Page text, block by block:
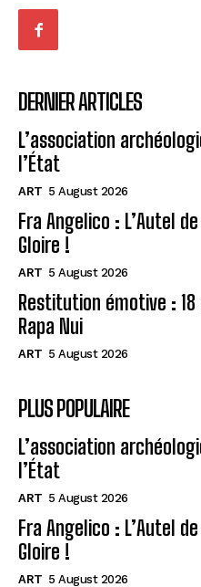
DERNIER ARTICLES
L’association
l’État
ART 5 August 2026
Fra Angelico : L’Autel
Gloire !
ART 5 August 2026
Restitution émotive :
Rapa Nui
ART 5 August 2026
PLUS POPULAIRE
L’association
l’État
ART 5 August 2026
Fra Angelico : L’Autel
Gloire !
ART 5 August 2026